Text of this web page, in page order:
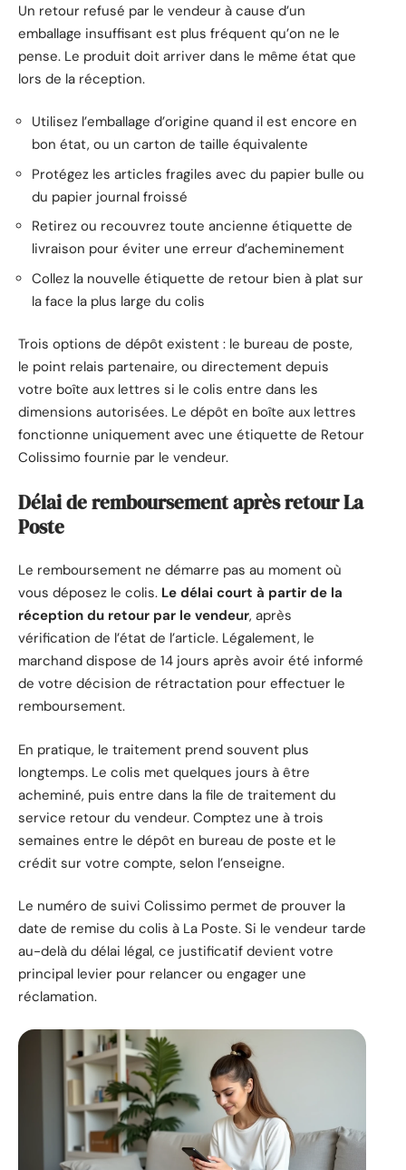
Un retour refusé par le vendeur à cause d’un
emballage insuffisant est plus fréquent qu’on ne le
pense. Le produit doit arriver dans le même état que
lors de la réception.
Utilisez l’emballage d’origine quand il est encore en
bon état, ou un carton de taille équivalente
Protégez les articles fragiles avec du papier bulle ou
du papier journal froissé
Retirez ou recouvrez toute ancienne étiquette de
livraison pour éviter une erreur d’acheminement
Collez la nouvelle étiquette de retour bien à plat sur
la face la plus large du colis
Trois options de dépôt existent : le bureau de poste,
le point relais partenaire, ou directement depuis
votre boîte aux lettres si le colis entre dans les
dimensions autorisées. Le dépôt en boîte aux lettres
fonctionne uniquement avec une étiquette de Retour
Colissimo fournie par le vendeur.
Délai de remboursement après retour La
Poste
Le remboursement ne démarre pas au moment où
vous déposez le colis. Le délai court à partir de la
réception du retour par le vendeur, après
vérification de l’état de l’article. Légalement, le
marchand dispose de 14 jours après avoir été informé
de votre décision de rétractation pour effectuer le
remboursement.
En pratique, le traitement prend souvent plus
longtemps. Le colis met quelques jours à être
acheminé, puis entre dans la file de traitement du
service retour du vendeur. Comptez une à trois
semaines entre le dépôt en bureau de poste et le
crédit sur votre compte, selon l’enseigne.
Le numéro de suivi Colissimo permet de prouver la
date de remise du colis à La Poste. Si le vendeur tarde
au-delà du délai légal, ce justificatif devient votre
principal levier pour relancer ou engager une
réclamation.